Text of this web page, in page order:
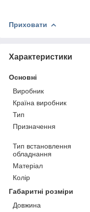
Приховати
Характеристики
Основні
Виробник
Країна виробник
Тип
Призначення
Тип встановлення
обладнання
Матеріал
Колір
Габаритні розміри
Довжина